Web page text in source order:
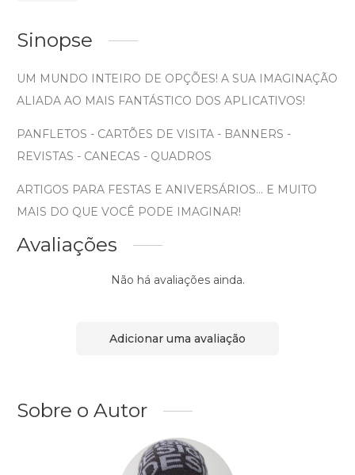
Sinopse
UM MUNDO INTEIRO DE OPÇÕES! A SUA IMAGINAÇÃO
ALIADA AO MAIS FANTÁSTICO DOS APLICATIVOS!
PANFLETOS - CARTÕES DE VISITA - BANNERS -
REVISTAS - CANECAS - QUADROS
ARTIGOS PARA FESTAS E ANIVERSÁRIOS... E MUITO
MAIS DO QUE VOCÊ PODE IMAGINAR!
Avaliações
Não há avaliações ainda.
Adicionar uma avaliação
Sobre o Autor